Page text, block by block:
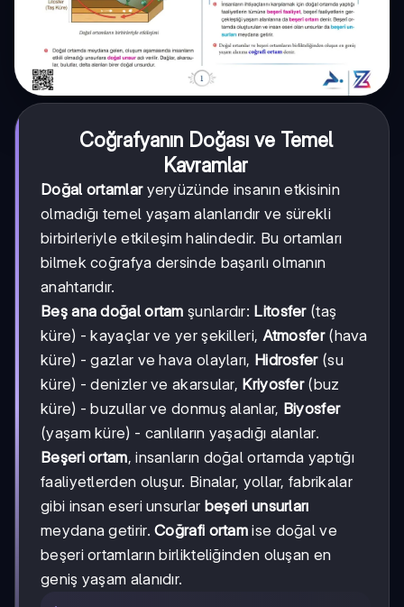
Coğrafyanın Doğası ve Temel
Kavramlar
Doğal ortamlaryeryüzünde insanın etkisinin
olmadığı temel yaşam alanlarıdır ve sürekli
birbirleriyle etkileşim halindedir. Bu ortamları
bilmek coğrafya dersinde başarılı olmanın
anahtarıdır.
Beş ana doğal ortam şunlardır: Litosfer(taş
küre) - kayaçlar ve yer şekilleri, Atmosfer(hava
küre) - gazlar ve hava olayları, Hidrosfer(su
küre) - denizler ve akarsular, Kriyosfer(buz
küre) - buzullar ve donmuş alanlar, Biyosfer
(yaşam küre) - canlıların yaşadığı alanlar.
Beşeri ortam, insanların doğal ortamda yaptığı
faaliyetlerden oluşur. Binalar, yollar, fabrikalar
gibi insan eseri unsurlar beşeri unsurları
meydana getirir.Coğrafi ortam ise doğal ve
beşeri ortamların birlikteliğinden oluşan en
geniş yaşam alanıdır.